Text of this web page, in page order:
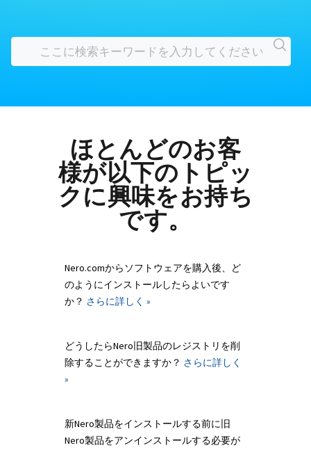
ほとんどのお客
様が以下のトピッ
クに興味をお持ち
です。
Nero.comからソフトウェアを購入後、ど
のようにインストールしたらよいです
か？ さらに詳しく »
どうしたらNero旧製品のレジストリを削
除することができますか？ さらに詳しく
»
新Nero製品をインストールする前に旧
Nero製品をアンインストールする必要が